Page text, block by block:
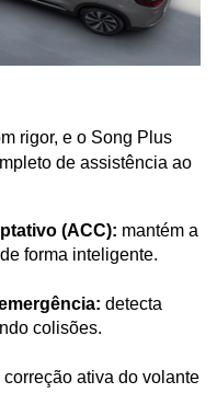
rigor, e o Song Plus
de assistência ao
(ACC): mantém a
forma inteligente.
detecta
colisões.
correção ativa do volante